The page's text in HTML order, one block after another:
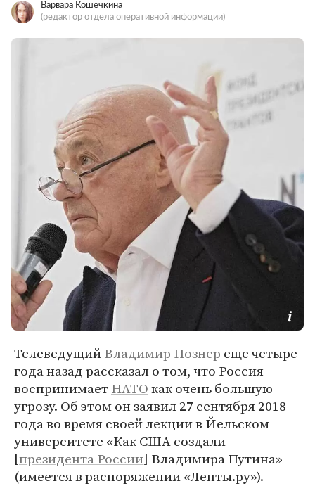
Варвара Кошечкина
(редактор отдела оперативной информации)
ТелеведущийВладимир Познер еще четыре
года назад рассказал о том, что Россия
воспринимаетНАТОкак очень большую
угрозу. Об этом он заявил 27 сентября 2018
года во время своей лекции в Йельском
университете «Как США создали
[президента России] Владимира Путина»
(имеется в распоряжении «Ленты.ру»).